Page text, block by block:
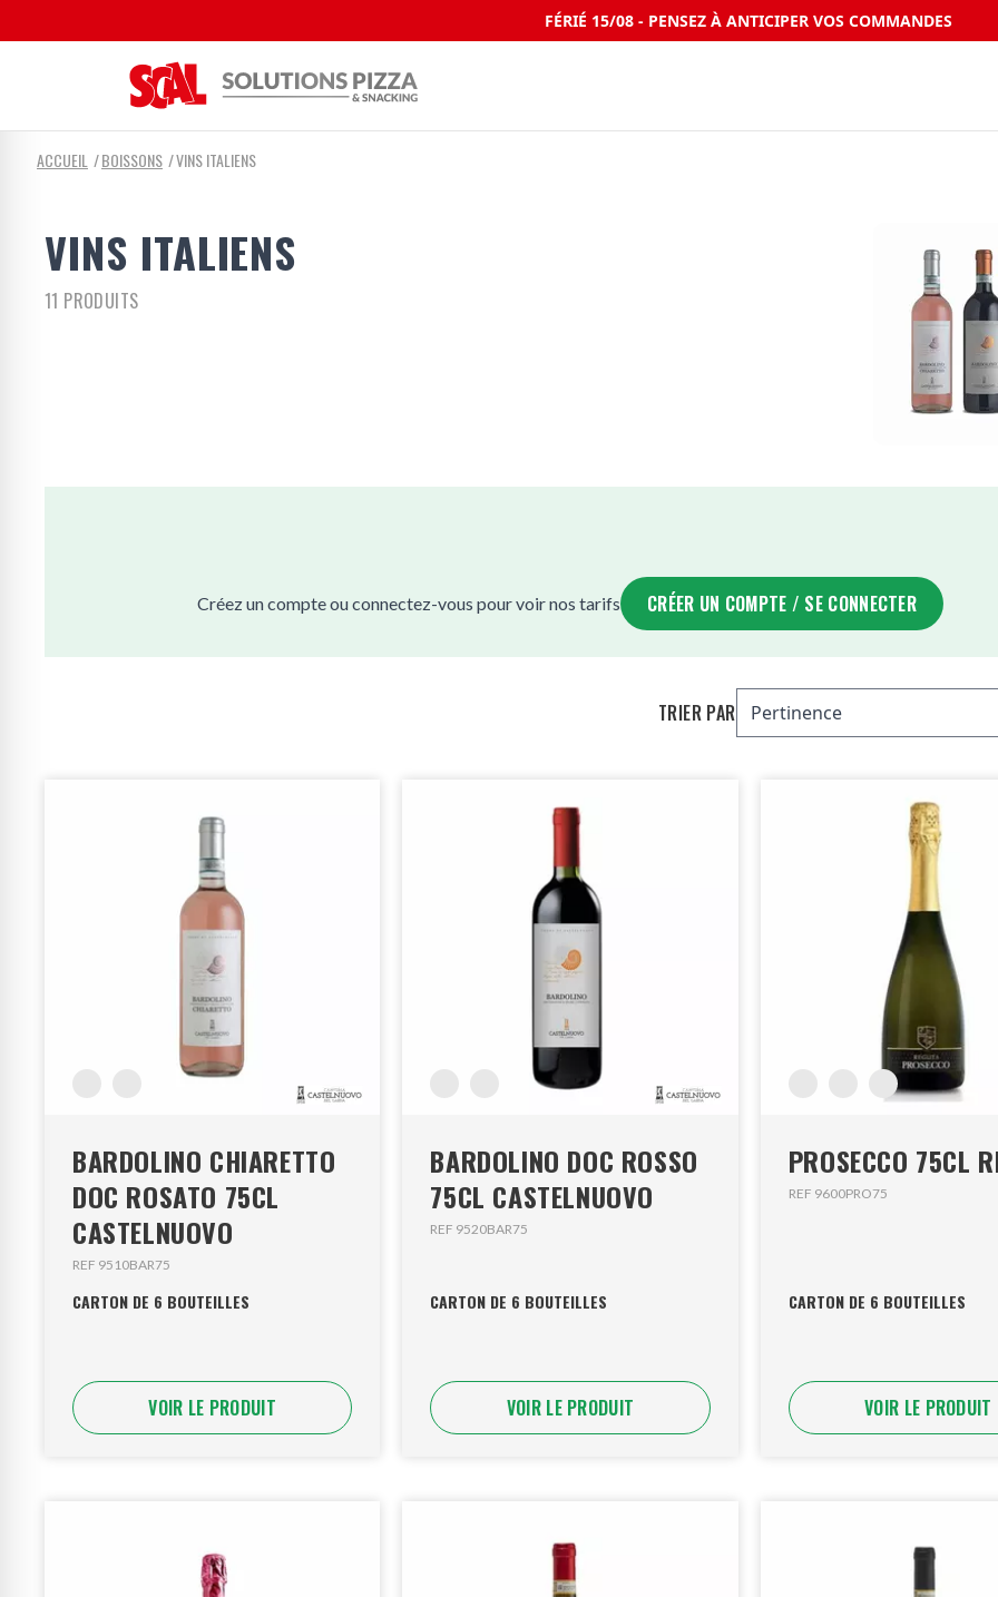
FÉRIÉ 15/08 - PENSEZ À ANTICIPER VOS COMMANDES
ACCUEIL BOISSONS VINS ITALIENS
VINS ITALIENS
11 PRODUITS
Créez un compte ou connectez-vous pour voir nos tarifs CRÉER UN COMPTE / SE CONNECTER
TRIER PAR
BARDOLINO CHIARETTO
DOC ROSATO 75CL
CASTELNUOVO
REF 9510BAR75
CARTON DE 6 BOUTEILLES
VOIR LE PRODUIT
BARDOLINO DOC ROSSO
75CL CASTELNUOVO
REF 9520BAR75
CARTON DE 6 BOUTEILLES
VOIR LE PRODUIT
PROSECCO
REF 9600PRO75
CARTON DE 6 BOUTEILLES
VOIR LE PRODUIT